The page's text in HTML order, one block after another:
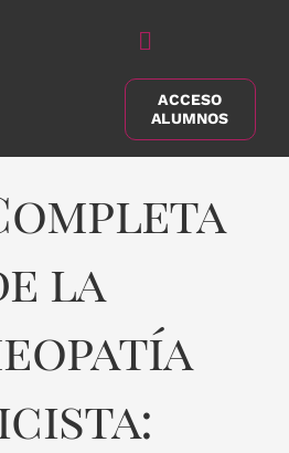
Alternar
navegación
Buscar:
ACCESO
ALUMNOS
la